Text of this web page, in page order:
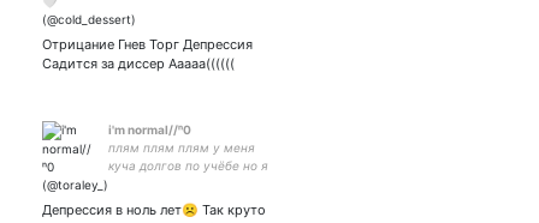
Отрицание Гнев Торг Депрессия
Садится за диссер Ааааа((((((
i'm normal//ⁿ0
плям плям плям у меня
куча долгов по учёбе но я
Депрессия в ноль лет☹️ Так круто